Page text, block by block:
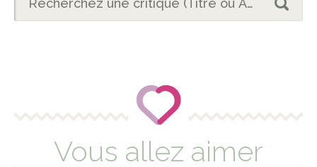
Vous allez aimer